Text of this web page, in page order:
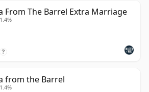
From The Barrel Extra Marriage
?
from the Barrel